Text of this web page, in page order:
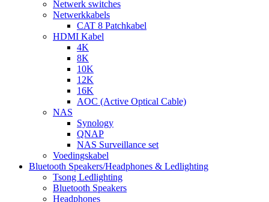
Netwerk switches
Netwerkkabels
CAT 8 Patchkabel
HDMI Kabel
4K
8K
10K
12K
16K
AOC (Active Optical Cable)
NAS
Synology
QNAP
NAS Surveillance set
Voedingskabel
Bluetooth Speakers/Headphones & Ledlighting
Tsong Ledlighting
Bluetooth Speakers
Headphones